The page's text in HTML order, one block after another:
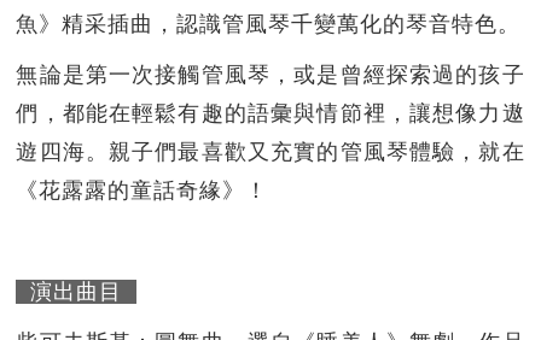
魚》精采插曲，認識管風琴千變萬化的琴音特色。
無論是第一次接觸管風琴，或是曾經探索過的孩子
們，都能在輕鬆有趣的語彙與情節裡，讓想像力遨
遊四海。親子們最喜歡又充實的管風琴體驗，就在
《花露露的童話奇緣》！
演出曲目